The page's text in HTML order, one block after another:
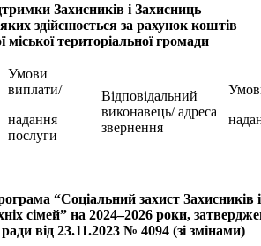
Захисників і Захисниць
здійснюється за рахунок коштів
міської територіальної громади
Умови
виплати/
надання
послуги
Відповідальний
виконавець/ адреса
звернення
“Соціальний захист Захисників
сімей” на 2024–2026 роки,
ради від 23.11.2023 № 4094 (зі змінами)